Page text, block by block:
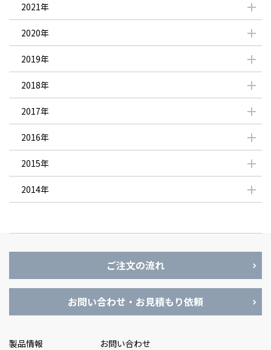
2021年
2020年
2019年
2018年
2017年
2016年
2015年
2014年
ご注文の流れ
お問い合わせ・お見積もり依頼
製品情報
お問い合わせ